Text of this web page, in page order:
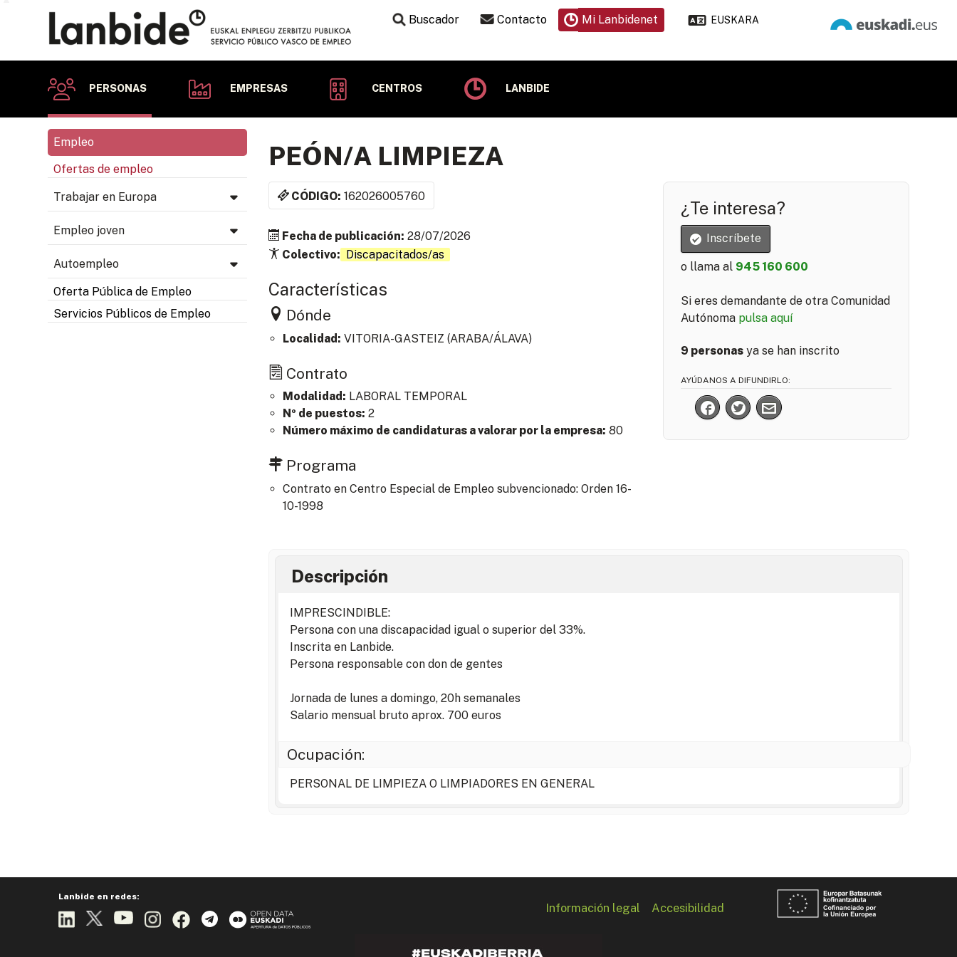
Buscador Contacto Mi Lanbidenet EUSKARA
PERSONAS EMPRESAS CENTROS LANBIDE
Empleo
Ofertas de empleo
Trabajar en Europa
Empleo joven
Autoempleo
Oferta Pública de Empleo
Servicios Públicos de Empleo
PEÓN/A LIMPIEZA
CÓDIGO: 162026005760
Fecha de publicación: 28/07/2026
Colectivo:
Discapacitados/as
Características
Dónde
Localidad: VITORIA-GASTEIZ (ARABA/ÁLAVA)
Contrato
Modalidad: LABORAL TEMPORAL
Nº de puestos: 2
Número máximo de candidaturas a valorar por la empresa: 80
Programa
Contrato en Centro Especial de Empleo subvencionado: Orden 16-
10-1998
¿Te interesa?
Inscríbete
o llama al 945 160 600
Si eres demandante de otra Comunidad
Autónoma pulsa aquí
9 personas ya se han inscrito
AYÚDANOS A DIFUNDIRLO:
Descripción
IMPRESCINDIBLE:
Persona con una discapacidad igual o superior del 33%.
Inscrita en Lanbide.
Persona responsable con don de gentes
Jornada de lunes a domingo, 20h semanales
Salario mensual bruto aprox. 700 euros
Ocupación:
PERSONAL DE LIMPIEZA O LIMPIADORES EN GENERAL
Lanbide en redes:
Información legal Accesibilidad